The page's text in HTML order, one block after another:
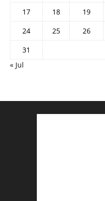
17
18 19
24
25 26
31
« Jul